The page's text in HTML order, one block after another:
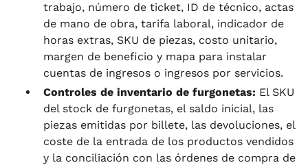
trabajo, número de ticket, ID de técnico, actas
de mano de obra, tarifa laboral, indicador de
horas extras, SKU de piezas, costo unitario,
margen de beneficio y mapa para instalar
cuentas de ingresos o ingresos por servicios.
Controles de inventario de furgonetas: El SKU
del stock de furgonetas, el saldo inicial, las
piezas emitidas por billete, las devoluciones, el
coste de la entrada de los productos vendidos
y la conciliación con las órdenes de compra de